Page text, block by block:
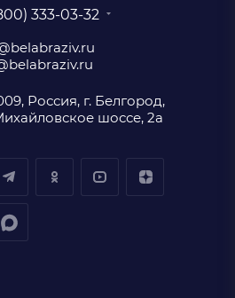
333-03-32
Россия, г. Белгород,
шоссе, 2а